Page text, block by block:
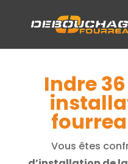
Indre
Vous êtes